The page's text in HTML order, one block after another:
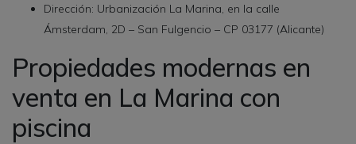
Dirección: Urbanización La Marina, en la calle
Ámsterdam, 2D – San Fulgencio – CP 03177 (Alicante)
Propiedades modernas en
venta en La Marina con
piscina